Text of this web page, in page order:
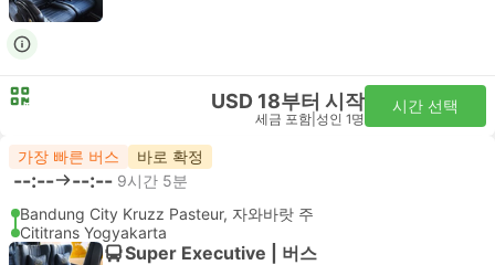
USD 18부터 시작
세금 포함 성인 1명
시간 선택
가장 빠른 버스 바로 확정
--:-- --:-- 9시간 5분
Bandung City Kruzz Pasteur, 자와바랏 주
Cititrans Yogyakarta
Super Executive | 버스